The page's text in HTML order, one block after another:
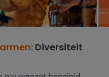
Diversiteit